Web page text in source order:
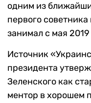
одним из
первого
занимал с мая 2019
Источник
президента
Зеленского как
ментор в хорошем